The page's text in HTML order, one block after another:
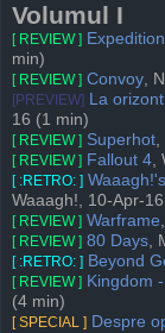
Volumul I
[ REVIEW ]
min)
[ REVIEW ] Convoy,
[PREVIEW] La
16 (1 min)
[ REVIEW ] Superhot,
[ REVIEW ] Fallout 4,
[ :RETRO: ]
Waaagh!, 10-Apr-
[ REVIEW ] Warframe
[ REVIEW ] 80 Days,
[ :RETRO: ] Beyond
[ REVIEW ] Kingdom
(4 min)
[ SPECIAL ] Despre